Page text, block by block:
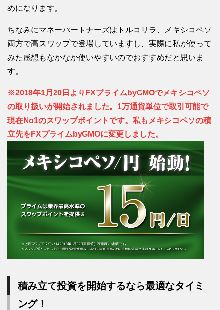
めになります。
ちなみにマネーパートナーズはトルコリラ、メキシコペソ
両方で高スワップで登場していますし、実際に私が使って
みた感想もなかなか使いやすいのでおすすめだと思いま
す。
※2018年1月20日よりFXプライムbyGMOでメキシコペソ
の取り扱いが開始されました。1万通貨単位で取引可能で
現在No1のスワップポイントです。私もメキシコペソの積
立先をFXプライムbyGMOに変更しました。
積み立て投資を開始するなら最適なタイミ
ング！